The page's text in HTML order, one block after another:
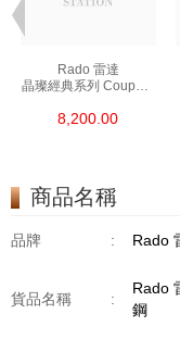
Rado 雷達
晶璨經典系列 Coupole
精鋼
8,200.00
商品名稱
品牌 : Rado
貨品名稱 :
Rado
鋼